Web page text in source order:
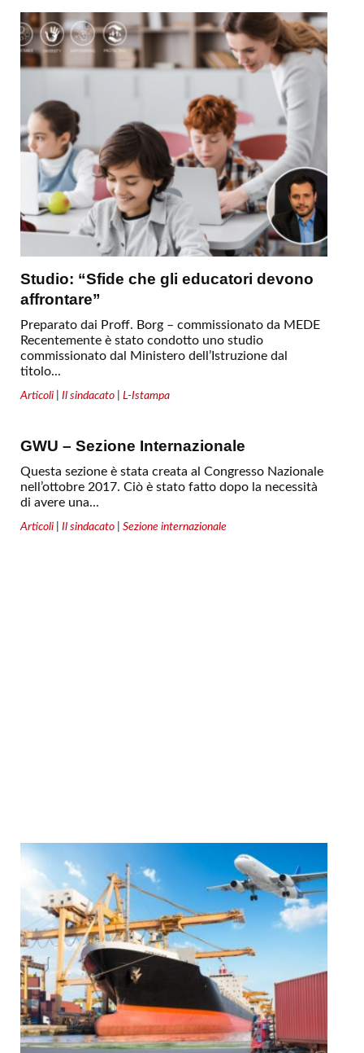
Studio: “Sfide che gli educatori devono
affrontare”
Preparato dai Proff. Borg – commissionato da MEDE
Recentemente è stato condotto uno studio
commissionato dal Ministero dell’Istruzione dal
titolo...
Articoli Il sindacato L-Istampa
GWU – Sezione Internazionale
Questa sezione è stata creata al Congresso Nazionale
nell’ottobre 2017. Ciò è stato fatto dopo la necessità
di avere una...
Articoli Il sindacato Sezione internazionale